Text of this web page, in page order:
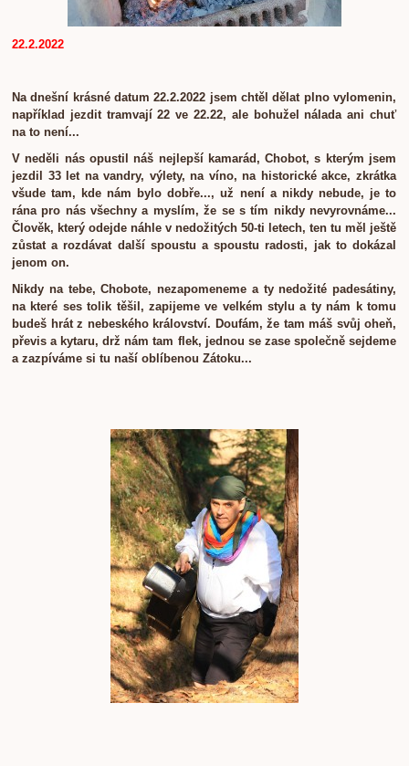
22.2.2022
Na dnešní krásné datum 22.2.2022 jsem chtěl dělat plno vylomenin,
například jezdit tramvají 22 ve 22.22, ale bohužel nálada ani chuť
na to není...
V neděli nás opustil náš nejlepší kamarád, Chobot, s kterým jsem
jezdil 33 let na vandry, výlety, na víno, na historické akce, zkrátka
všude tam, kde nám bylo dobře..., už není a nikdy nebude, je to
rána pro nás všechny a myslím, že se s tím nikdy nevyrovnáme...
Člověk, který odejde náhle v nedožitých 50-ti letech, ten tu měl ještě
zůstat a rozdávat další spoustu a spoustu radosti, jak to dokázal
jenom on.
Nikdy na tebe, Chobote, nezapomeneme a ty nedožité padesátiny,
na které ses tolik těšil, zapijeme ve velkém stylu a ty nám k tomu
budeš hrát z nebeského království. Doufám, že tam máš svůj oheň,
převis a kytaru, drž nám tam flek, jednou se zase společně sejdeme
a zazpíváme si tu naší oblíbenou Zátoku...